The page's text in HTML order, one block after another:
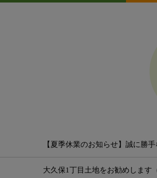
【夏季休業のお知らせ】誠に勝
大久保1丁目土地をお勧めします